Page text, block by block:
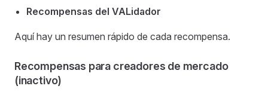
Recompensas del VALidador
Aquí hay un resumen rápido de cada recompensa.
Recompensas para creadores de mercado
(inactivo)